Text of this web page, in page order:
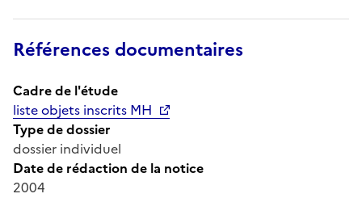
Références documentaires
Cadre de l'étude
liste objets inscrits MH
Type de dossier
dossier individuel
Date de rédaction de la notice
2004